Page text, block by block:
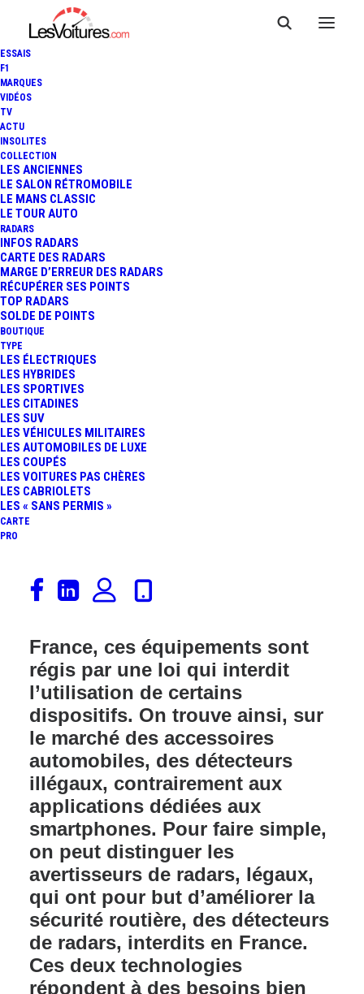
ESSAIS
F1
MARQUES
VIDÉOS
TV
ACTU
INSOLITES
COLLECTION
LES ANCIENNES
LE SALON RÉTROMOBILE
LE MANS CLASSIC
LE TOUR AUTO
RADARS
INFOS RADARS
CARTE DES RADARS
MARGE D’ERREUR DES RADARS
RÉCUPÉRER SES POINTS
TOP RADARS
SOLDE DE POINTS
BOUTIQUE
TYPE
LES ÉLECTRIQUES
LES HYBRIDES
LES SPORTIVES
LES CITADINES
LES SUV
LES VÉHICULES MILITAIRES
LES AUTOMOBILES DE LUXE
LES COUPÉS
LES VOITURES PAS CHÈRES
LES CABRIOLETS
LES « SANS PERMIS »
CARTE
PRO
AVERTISSEURS DE RADARS :
LE GUIDE COMPLET, QUE DIT
7 Minutes
Si vous êtes tentés de faire
l’acquisition d’un avertisseur de
France, ces équipements sont
régis par une loi qui interdit
l’utilisation de certains
dispositifs. On trouve ainsi, sur
le marché des accessoires
automobiles, des détecteurs
illégaux, contrairement aux
applications dédiées aux
smartphones. Pour faire simple,
on peut distinguer les
avertisseurs de radars, légaux,
qui ont pour but d’améliorer la
sécurité routière, des détecteurs
de radars, interdits en France.
Ces deux technologies
répondent à des besoins bien